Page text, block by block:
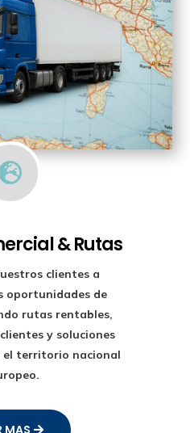
& Rutas
clientes a
oportunidades de
rutas rentables,
y soluciones
el territorio nacional
MAS